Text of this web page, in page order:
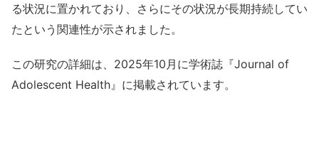
る状況に置かれており、さらにその状況が長期持続してい
たという関連性が示されました。
この研究の詳細は、2025年10月に学術誌『Journal of
Adolescent Health』に掲載されています。